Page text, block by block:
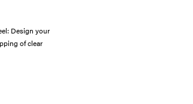
Design your
of clear